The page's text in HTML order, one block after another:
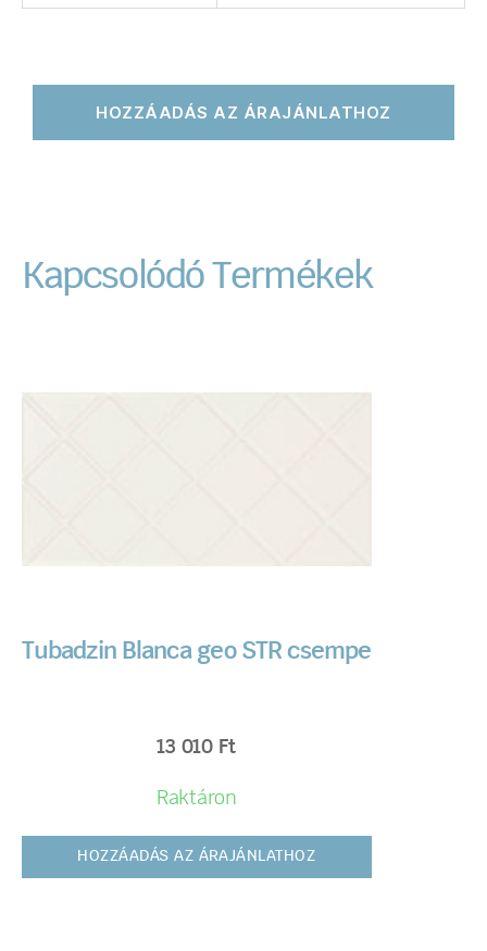
HOZZÁADÁS AZ ÁRAJÁNLATHOZ
Kapcsolódó Termékek
Tubadzin Blanca geo STR csempe
13 010 Ft
Raktáron
HOZZÁADÁS AZ ÁRAJÁNLATHOZ